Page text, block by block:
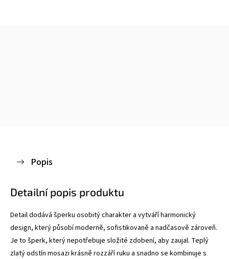
Popis
Detailní popis produktu
Detail dodává šperku osobitý charakter a vytváří harmonický
design, který působí moderně, sofistikovaně a nadčasově zároveň.
Je to šperk, který nepotřebuje složité zdobení, aby zaujal. Teplý
zlatý odstín mosazi krásně rozzáří ruku a snadno se kombinuje s